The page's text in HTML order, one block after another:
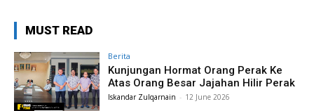
MUST READ
Berita
Kunjungan Hormat Orang Perak Ke
Atas Orang Besar Jajahan Hilir Perak
Iskandar Zulqarnain - 12 June 2026